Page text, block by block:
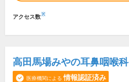
アクセス数※
高田馬場みやの耳鼻咽喉科
医療機関による 情報認証済み